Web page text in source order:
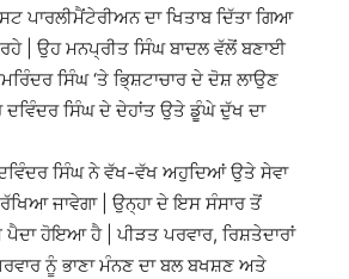
ਪਾਰਲੀਮੈਂਟੇਰੀਅਨ ਦਾ ਖਿਤਾਬ ਦਿੱਤਾ ਗਿਆ
| ਉਹ ਮਨਪ੍ਰੀਤ ਸਿੰਘ ਬਾਦਲ ਵੱਲੋਂ ਬਣਾਈ
ਸਿੰਘ ‘ਤੇ ਭਿ੍ਸ਼ਟਾਚਾਰ ਦੇ ਦੋਸ਼ ਲਾਉਣ
ਦਵਿੰਦਰ ਸਿੰਘ ਦੇ ਦੇਹਾਂਤ ਉਤੇ ਡੂੰਘੇ ਦੁੱਖ ਦਾ
ਸਿੰਘ ਨੇ ਵੱਖ-ਵੱਖ ਅਹੁਦਿਆਂ ਉਤੇ ਸੇਵਾ
ਜਾਵੇਗਾ | ਉਨ੍ਹਾ ਦੇ ਇਸ ਸੰਸਾਰ ਤੋਂ
ਹੋਇਆ ਹੈ | ਪੀੜਤ ਪਰਵਾਰ, ਰਿਸ਼ਤੇਦਾਰਾਂ
ਨੂੰ ਭਾਣਾ ਮੰਨਣ ਦਾ ਬਲ ਬਖਸ਼ਣ ਅਤੇ